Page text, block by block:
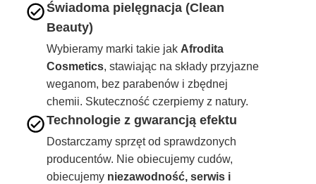
Świadoma pielęgnacja (Clean
Beauty)
Wybieramy marki takie jak Afrodita
Cosmetics, stawiając na składy przyjazne
weganom, bez parabenów i zbędnej
chemii. Skuteczność czerpiemy z natury.
Technologie z gwarancją efektu
Dostarczamy sprzęt od sprawdzonych
producentów. Nie obiecujemy cudów,
obiecujemy niezawodność, serwis i